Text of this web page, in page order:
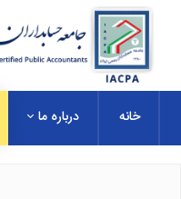
خانه درباره ما